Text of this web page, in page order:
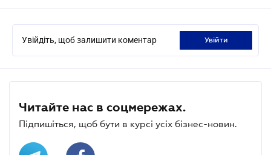
Увійдіть, щоб залишити коментар увійти
Читайте нас в соцмережах.
Підпишіться, щоб бути в курсі усіх бізнес-новин.